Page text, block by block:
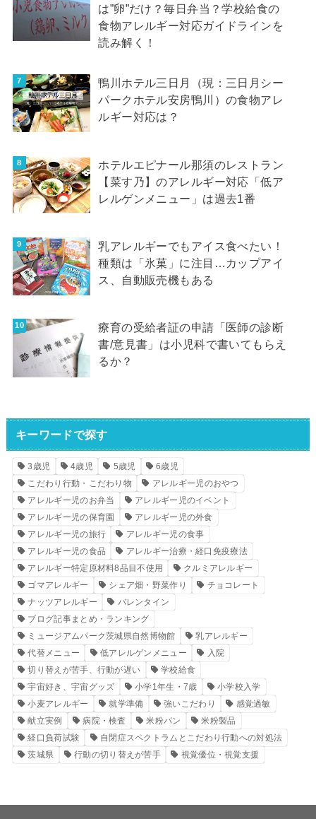
は”卵”だけ？毎日弁当？学校給食の
食物アレルギー対応ガイドラインを
読み解く！
鴨川ホテル三日月（現：三日月シー
パークホテル安房鴨川）の食物アレ
ルギー対応は？
ホテルエピナール那須のレストラン
【菜す乃】のアレルギー対応「低ア
レルゲンメニュー」は過去1番
乳アレルギーでもアイス食べたい！
種類は「氷菓」に注目…カップアイ
ス、自動販売機もある
療育の受給者証の申請「医師の診断
書/意見書」は小児科で書いてもらえ
るか？
キーワードで探す
3歳児 4歳児 5歳児
6歳児
こだわり行動・こだわり物
アレルギー児のおやつ
アレルギー児のお弁当
アレルギー児のイベント
アレルギー児の保育園
アレルギー児の外食
アレルギー児の旅行
アレルギー児の食事
アレルギー児の食品
アレルギー治療・経口免疫療法
アレルギー特定原材料8品目不使用
クルミアレルギー
ゴマアレルギー
シェア畑・野菜作り
チョコレート
ナッツアレルギー
バレンタイン
ブログ記事まとめ・ランキング
ミュージアムパーク茨城県自然博物館
乳アレルギー
代替メニュー
低アレルゲンメニュー
入院
切り替えが苦手、行動が遅い
学校給食
宇宙好き、宇宙グッズ
小学1年生・7歳
小学校入学
小麦アレルギー
就学準備 強いこだわり
感覚過敏
献立実例
病院・検査 米粉パン
米粉製品
経口負荷試験
自閉症スペクトラムとこだわり行動への対処法
茨城県
行動の切り替えが苦手 視覚優位・視覚支援